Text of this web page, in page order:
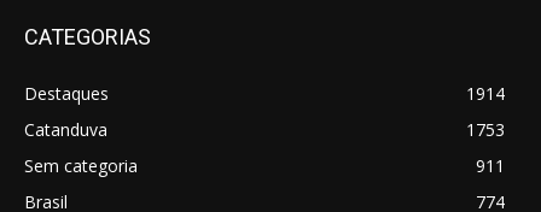
CATEGORIAS
Destaques
1914
Catanduva
1753
Sem categoria
911
Brasil
774